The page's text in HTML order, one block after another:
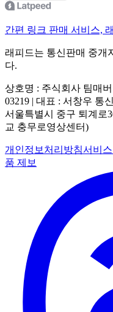
간편 링크 판매 서비스,
래피드는 통신판매 중개
다.
상호명 : 주식회사 팀매
03219 | 대표 : 서창우 통
서울특별시 중구 퇴계로
교 충무로영상센터)
개인정보처리방침서비
품 제보